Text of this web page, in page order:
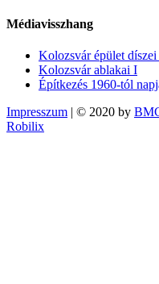
Médiavisszhang
Kolozsvár épület
Kolozsvár ablakai I
Építkezés 1960-tól
Impresszum | © 2020 by
Robilix